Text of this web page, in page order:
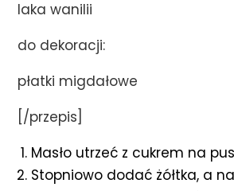
laka wanilii
do dekoracji:
płatki migdałowe
[/przepis]
Masło utrzeć z cukrem na
Stopniowo dodać żółtka, a